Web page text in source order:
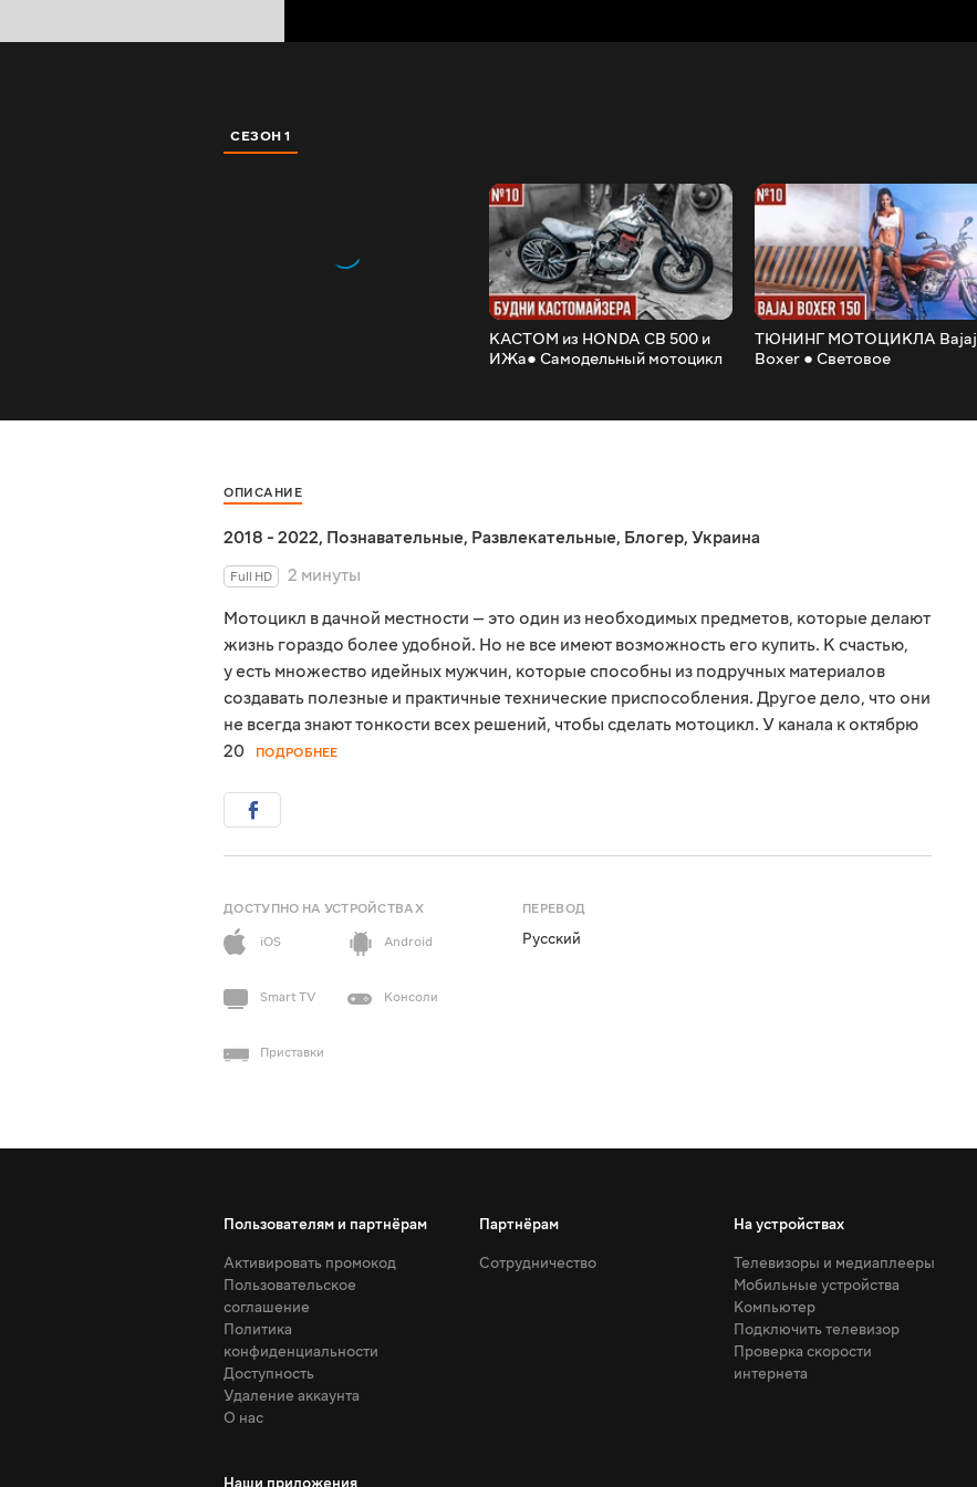
СЕЗОН 1
КАСТОМ из HONDA CB 500 и
ИЖа● Самодельный мотоцикл
ТЮНИНГ МОТОЦИКЛА Bajaj
Boxer ● Световое
ОПИСАНИЕ
2018 - 2022, Познавательные, Развлекательные, Блогер, Украина
Full HD
2 минуты
Мотоцикл в дачной местности — это один из необходимых предметов, которые делают
жизнь гораздо более удобной. Но не все имеют возможность его купить. К счастью,
у есть множество идейных мужчин, которые способны из подручных материалов
создавать полезные и практичные технические приспособления. Другое дело, что они
не всегда знают тонкости всех решений, чтобы сделать мотоцикл. У канала к октябрю
20
ПОДРОБНЕЕ
ДОСТУПНО НА УСТРОЙСТВАХ
iOS
Android
Smart TV Консоли
Приставки
ПЕРЕВОД
Русский
Пользователям и партнёрам
Активировать промокод
Пользовательское
соглашение
Политика
конфиденциальности
Доступность
Удаление аккаунта
О нас
Партнёрам
Сотрудничество
На устройствах
Телевизоры и медиаплееры
Мобильные устройства
Компьютер
Подключить телевизор
Проверка скорости
интернета